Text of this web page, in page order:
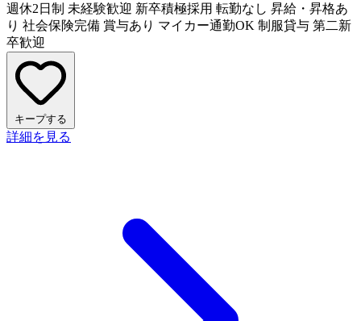
週休2日制 未経験歓迎 新卒積極採用 転勤なし 昇給・昇格あ
り 社会保険完備 賞与あり マイカー通勤OK 制服貸与 第二新
卒歓迎
キープする
詳細を見る